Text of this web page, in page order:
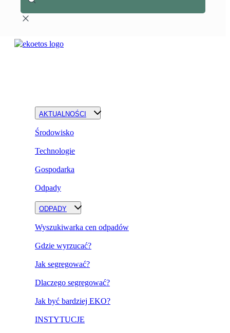
AKTUALNOŚCI
Środowisko
Technologie
Gospodarka
Odpady
ODPADY
Wyszukiwarka cen odpadów
Gdzie wyrzucać?
Jak segregować?
Dlaczego segregować?
Jak być bardziej EKO?
INSTYTUCJE